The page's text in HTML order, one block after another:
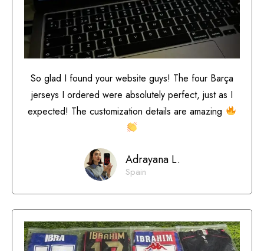
So glad I found your website guys! The four Barça
jerseys I ordered were absolutely perfect, just as I
expected! The customization details are amazing
Adrayana L.
Spain